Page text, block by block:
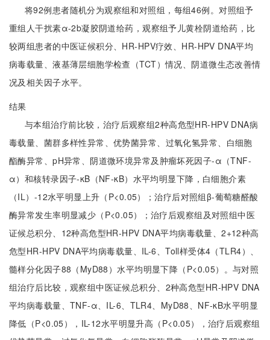
将92例患者随机分为观察组和对照组，每组46例。对照组予
重组人干扰素α-2b凝胶阴道给药，观察组予儿黄栓阴道给药，比
较两组患者的中医证候积分、HR-HPV疗效、HR-HPV DNA平均
病毒载量、液基薄层细胞学检查（TCT）情况、阴道微生态改善情
况及相关因子水平。
结果
与本组治疗前比较，治疗后观察组2种高危型HR-HPV DNA病
毒载量、菌群多样性异常、优势菌异常、过氧化氢异常、白细胞
酯酶异常、pH异常、阴道微环境异常及肿瘤坏死因子-α（TNF-
α）和核转录因子-κB（NF-κB）水平均明显下降，白细胞介素
（IL）-12水平明显上升（P<0.05）；治疗后对照组β-葡萄糖醛酸
酶异常发生率明显减少（P<0.05）；治疗后观察组及对照组中医
证候总积分、12种高危型HR-HPV DNA平均病毒载量、2+12种高
危型HR-HPV DNA平均病毒载量、IL-6、Toll样受体4（TLR4）、
髓样分化因子88（MyD88）水平均明显下降（P<0.05）。与对照
组治疗后比较，观察组中医证候总积分、2种高危型HR-HPV DNA
平均病毒载量、TNF-α、IL-6、TLR4、MyD88、NF-κB水平明显
降低（P<0.05），IL-12水平明显升高（P<0.05），治疗后观察组